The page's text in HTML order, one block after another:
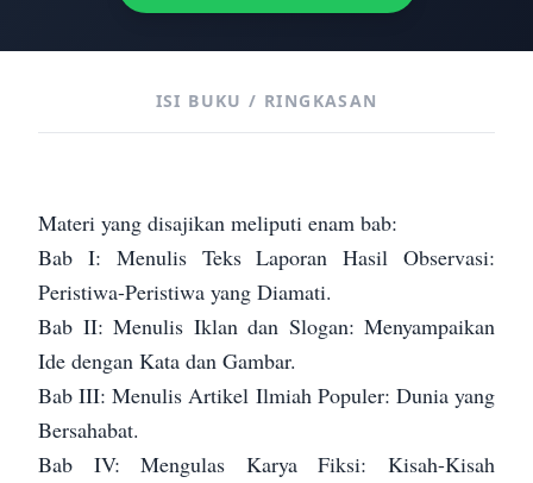
ISI BUKU / RINGKASAN
Materi yang disajikan meliputi enam bab:
Bab I: Menulis Teks Laporan Hasil Observasi:
Peristiwa-Peristiwa yang Diamati.
Bab II: Menulis Iklan dan Slogan: Menyampaikan
Ide dengan Kata dan Gambar.
Bab III: Menulis Artikel Ilmiah Populer: Dunia yang
Bersahabat.
Bab IV: Mengulas Karya Fiksi: Kisah-Kisah